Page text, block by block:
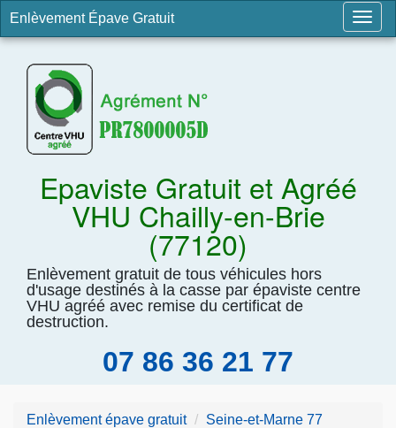
Enlèvement Épave Gratuit
Epaviste Gratuit et Agréé
VHU Chailly-en-Brie
(77120)
Enlèvement gratuit de tous véhicules hors
d'usage destinés à la casse par épaviste centre
VHU agréé avec remise du certificat de
destruction.
07 86 36 21 77
Enlèvement épave gratuit
Seine-et-Marne 77